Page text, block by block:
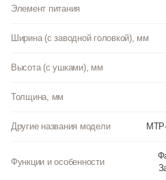
Элемент питания
Ширина (с заводной головкой), мм
Высота (с ушками), мм
Толщина, мм
Другие названия модели
Функции и особенности